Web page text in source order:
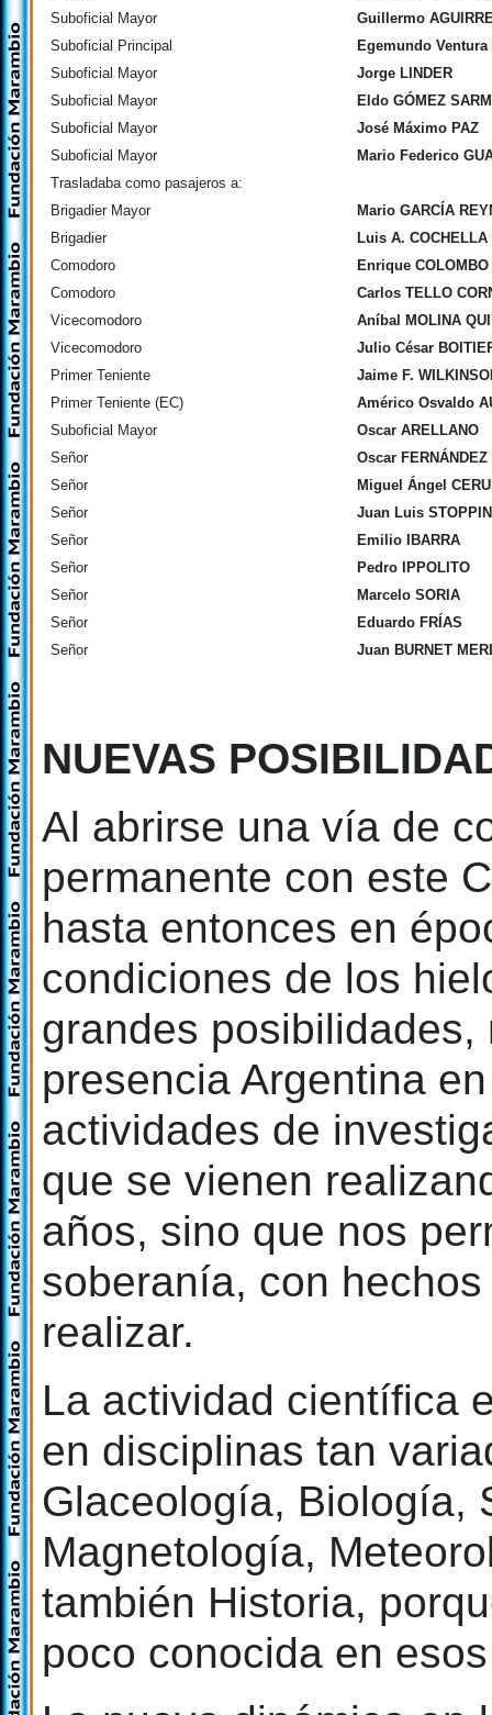
Suboficial Mayor
Guillermo
Suboficial Principal
Egemundo Ventura
Suboficial Mayor
Jorge LINDER
Suboficial Mayor
Eldo GÓMEZ
Suboficial Mayor
José Máximo PAZ
Suboficial Mayor
Mario Federico
Trasladaba como pasajeros a:
Brigadier Mayor
Mario GARCÍA
Brigadier
Luis A. COCHELLA
Comodoro
Enrique
Comodoro
Carlos TELLO
Vicecomodoro
Aníbal MOLINA
Vicecomodoro
Julio César
Primer Teniente
Jaime F.
Primer Teniente (EC)
Américo Osvaldo
Suboficial Mayor
Oscar ARELLANO
Señor
Oscar FERNÁNDEZ
Señor
Miguel Ángel
Señor
Juan Luis
Señor
Emilio IBARRA
Señor
Pedro IPPOLITO
Señor
Marcelo SORIA
Señor
Eduardo FRÍAS
Señor
Juan BURNET
NUEVAS
Al abrirse una vía de
permanente con este
hasta entonces en
condiciones de los
grandes
presencia Argentina
actividades de
que se vienen
años, sino que nos
soberanía, con
realizar.
La actividad científica
en disciplinas tan
Glaceología, Biología,
Magnetología,
también Historia,
poco conocida en